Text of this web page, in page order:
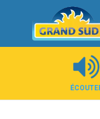
Panneau de gestion